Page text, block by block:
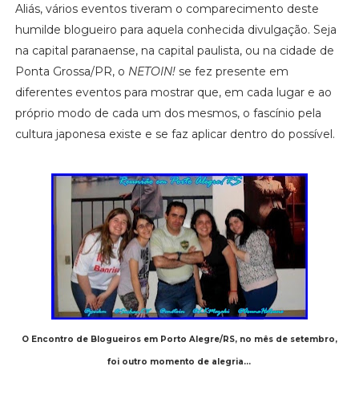
Aliás, vários eventos tiveram o comparecimento deste
humilde blogueiro para aquela conhecida divulgação. Seja
na capital paranaense, na capital paulista, ou na cidade de
Ponta Grossa/PR, o NETOIN!se fez presente em
diferentes eventos para mostrar que, em cada lugar e ao
próprio modo de cada um dos mesmos, o fascínio pela
cultura japonesa existe e se faz aplicar dentro do possível.
O Encontro de Blogueiros em Porto Alegre/RS, no mês de setembro,
foi outro momento de alegria...